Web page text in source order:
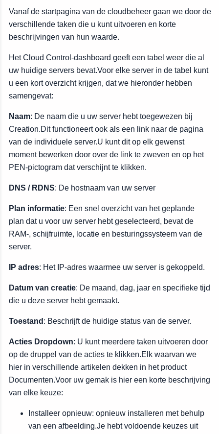
Vanaf de startpagina van de cloudbeheer gaan we door de
verschillende taken die u kunt uitvoeren en korte
beschrijvingen van hun waarde.
Het Cloud Control-dashboard geeft een tabel weer die al
uw huidige servers bevat.Voor elke server in de tabel kunt
u een kort overzicht krijgen, dat we hieronder hebben
samengevat:
Naam: De naam die u uw server hebt toegewezen bij
Creation.Dit functioneert ook als een link naar de pagina
van de individuele server.U kunt dit op elk gewenst
moment bewerken door over de link te zweven en op het
PEN-pictogram dat verschijnt te klikken.
DNS / RDNS: De hostnaam van uw server
Plan informatie: Een snel overzicht van het geplande
plan dat u voor uw server hebt geselecteerd, bevat de
RAM-, schijfruimte, locatie en besturingssysteem van de
server.
IP adres: Het IP-adres waarmee uw server is gekoppeld.
Datum van creatie: De maand, dag, jaar en specifieke tijd
die u deze server hebt gemaakt.
Toestand : Beschrijft de huidige status van de server.
Acties Dropdown: U kunt meerdere taken uitvoeren door
op de druppel van de acties te klikken.Elk waarvan we
hier in verschillende artikelen dekken in het product
Documenten.Voor uw gemak is hier een korte beschrijving
van elke keuze:
Installeer opnieuw: opnieuw installeren met behulp
van een afbeelding.Je hebt voldoende keuzes uit